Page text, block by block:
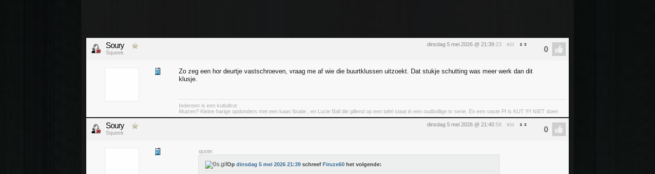
dinsdag 5 mei 2026 @ 21:39:23 #33
Soury
Squeek
Zo zeg een hor deurtje vastschroeven, vraag me af wie die buurtklussen uitzoekt. Dat stukje schutting was meer werk dan dit
klusje.
Iedereen is een kutlultrut
Muizen? Kleine harige opdonders met een kaas fixatie., en Lucie Ball die gillend op een tafel staat in een oudbollige tv serie. En een vaste PI is KUT !!!! NIET doen
dinsdag 5 mei 2026 @ 21:40:58 #34
Soury
Squeek
quote:
Op dinsdag 5 mei 2026 21:39 schreef Firuze60 het volgende: